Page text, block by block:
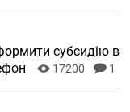
субсидію в
17200 1